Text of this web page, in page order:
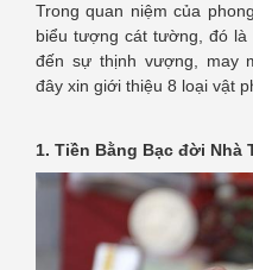
Trong quan niệm của
biểu tượng cát tường, đó
đến sự thịnh vượng, may
đây xin giới thiệu 8 loại vật
1. Tiền Bằng Bạc đời Nhà